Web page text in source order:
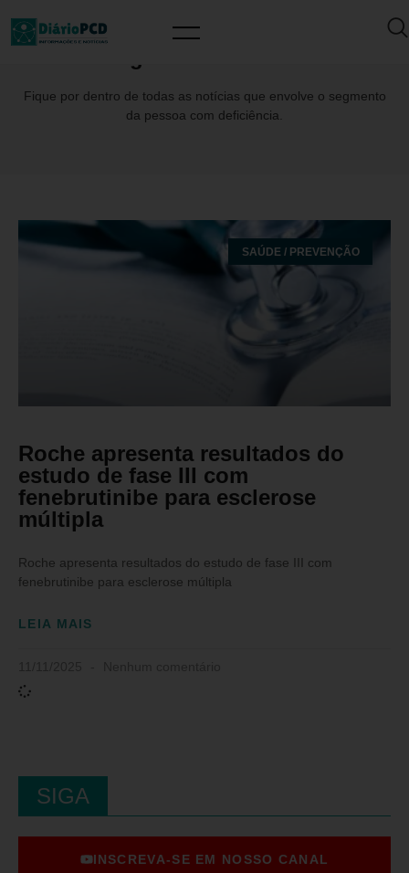
Fique por dentro de todas as notícias que envolve o segmento
da pessoa com deficiência.
SAÚDE / PREVENÇÃO
Roche apresenta resultados do
estudo de fase III com
fenebrutinibe para esclerose
múltipla
Roche apresenta resultados do estudo de fase III com
fenebrutinibe para esclerose múltipla
LEIA MAIS
SIGA
INSCREVA-SE EM NOSSO CANAL